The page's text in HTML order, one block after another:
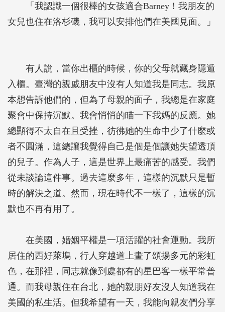
「我認識一個很棒的女孩適合Barney！我朋友的
女兒也住在洛杉磯，我可以安排他們在美國見面。」
有人說，當你出櫃的時候，你的父母就藏身隱遁
入櫃。臺灣的親戚朋友中沒有人知道我是同志。我原
本想告訴他們的，但為了母親的面子，我總是在家庭
聚會中保持沉默。我會悄悄的瞄一下我媽的反應。她
總顯得不太自在且受挫，彷彿她的生命中少了什麼或
者不圓滿，這總讓我覺得自己是個是個讓她失望透頂
的兒子。作為人子，這是世界上最痛苦的感受。我們
從未談論這件事。過去這麼多年，這樣的沉默只是暫
時的解決之道。然而，現在時代不一樣了，這樣的沉
默也不再有用了。
在美國，婚姻平權是一項活躍的社會運動。我所
居住的西好萊塢，行人穿越道上畫了頌揚多元的彩虹
色，在那裡，同志就像到處都有的星巴客一樣平常普
通。而我母親住在台北，她的親朋好友沒人知道我在
美國的私生活。但我希望有一天，我能向親友們分享